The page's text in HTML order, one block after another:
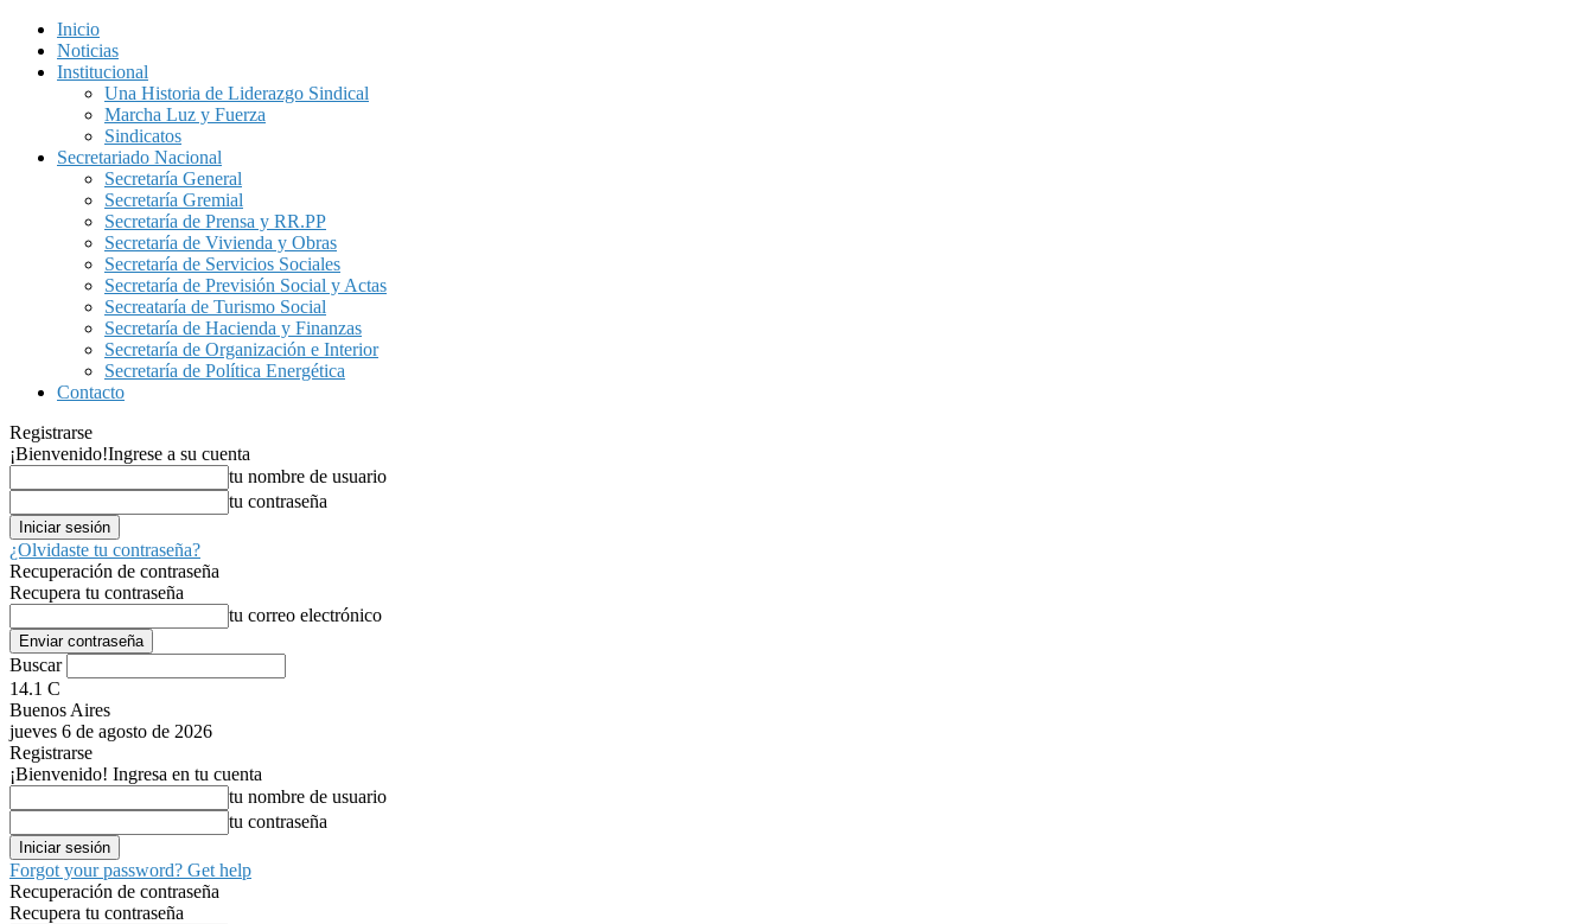
Inicio
Noticias
Institucional
Una Historia de Liderazgo Sindical
Marcha Luz y Fuerza
Sindicatos
Secretariado Nacional
Secretaría General
Secretaría Gremial
Secretaría de Prensa y RR.PP
Secretaría de Vivienda y Obras
Secretaría de Servicios Sociales
Secretaría de Previsión Social y Actas
Secreataría de Turismo Social
Secretaría de Hacienda y Finanzas
Secretaría de Organización e Interior
Secretaría de Política Energética
Contacto
Registrarse
¡Bienvenido!Ingrese a su cuenta
tu nombre de usuario
tu contraseña
¿Olvidaste tu contraseña?
Recuperación de contraseña
Recupera tu contraseña
tu correo electrónico
Buscar
14.1 C
Buenos Aires
jueves 6 de agosto de 2026
Registrarse
¡Bienvenido! Ingresa en tu cuenta
tu nombre de usuario
tu contraseña
Forgot your password? Get help
Recuperación de contraseña
Recupera tu contraseña